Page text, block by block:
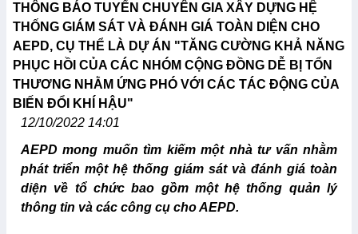
THÔNG BÁO TUYỂN CHUYÊN GIA XÂY DỰNG HỆ
THỐNG GIÁM SÁT VÀ ĐÁNH GIÁ TOÀN DIỆN CHO
AEPD, CỤ THỂ LÀ DỰ ÁN "TĂNG CƯỜNG KHẢ NĂNG
PHỤC HỒI CỦA CÁC NHÓM CỘNG ĐỒNG DỄ BỊ TỔN
THƯƠNG NHẰM ỨNG PHÓ VỚI CÁC TÁC ĐỘNG CỦA
BIẾN ĐỔI KHÍ HẬU"
12/10/2022 14:01
AEPD mong muốn tìm kiếm một nhà tư vấn nhằm
phát triển một hệ thống giám sát và đánh giá toàn
diện về tổ chức bao gồm một hệ thống quản lý
thông tin và các công cụ cho AEPD.